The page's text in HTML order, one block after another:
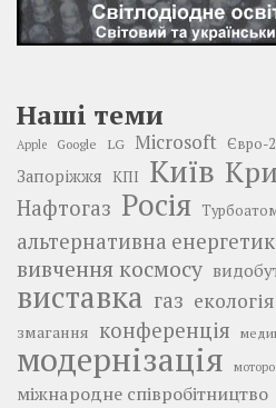
Наші теми
Apple Google LG Microsoft Євро-
Запоріжжя КПІ Київ
Нафтогаз Росія
альтернативна
вивчення космосу
виставка газ екологія
змагання конференція
модернізація
міжнародне співробітництво